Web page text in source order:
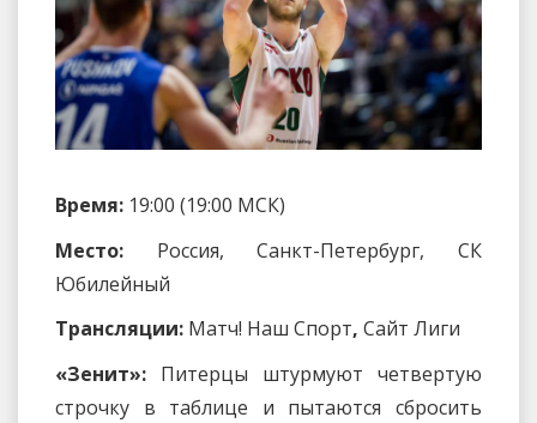
Время: 19:00 (19:00 МСК)
Место: Россия, Санкт-Петербург, СК
Юбилейный
Трансляции: Матч! Наш Спорт, Сайт Лиги
«Зенит»: Питерцы штурмуют четвертую
строчку в таблице и пытаются сбросить